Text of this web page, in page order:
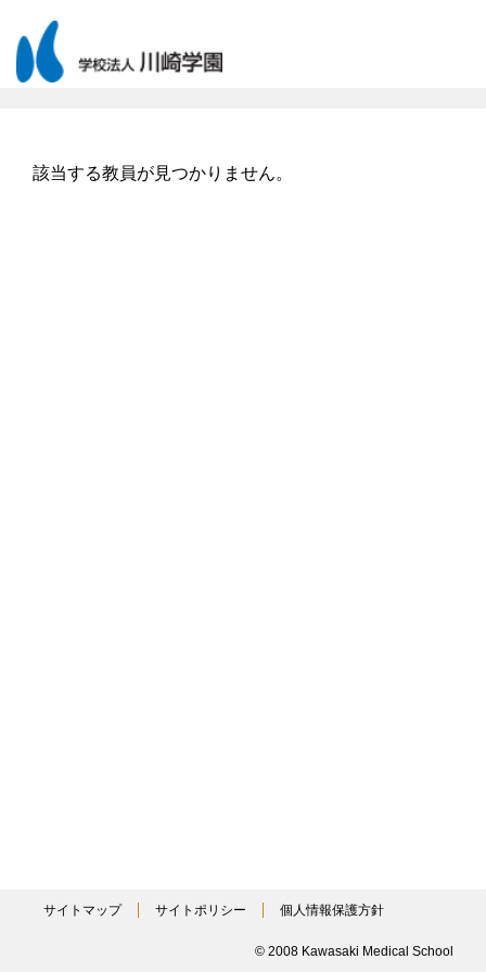
該当する教員が見つかりません。
サイトマップ サイトポリシー 個人情報保護方針
© 2008 Kawasaki Medical School